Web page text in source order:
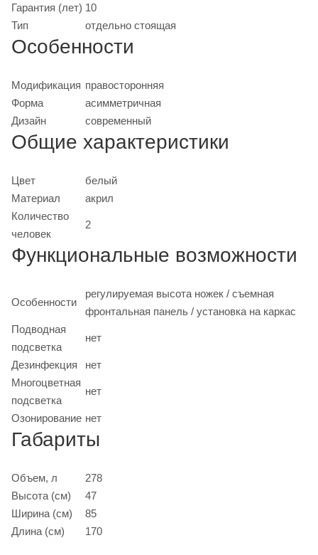
Гарантия (лет) 10
Тип
отдельно стоящая
Особенности
Модификация правосторонняя
Форма
асимметричная
Дизайн
современный
Общие характеристики
Цвет
белый
Материал
акрил
Количество
человек
2
Функциональные возможности
Особенности
регулируемая высота ножек / съемная
фронтальная панель / установка на каркас
Подводная
подсветка
нет
Дезинфекция
нет
Многоцветная
подсветка
нет
Озонирование нет
Габариты
Объем, л
278
Высота (см)
47
Ширина (см)
85
Длина (см)
170